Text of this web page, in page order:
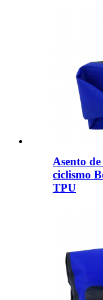
Asento
ciclismo
TPU